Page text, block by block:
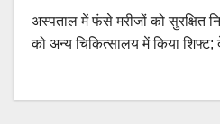
अस्पताल में फंसे मरीजों को सुरक्षित
को अन्य चिकित्सालय में किया